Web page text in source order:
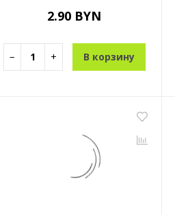
2.90 BYN
− + В корзину